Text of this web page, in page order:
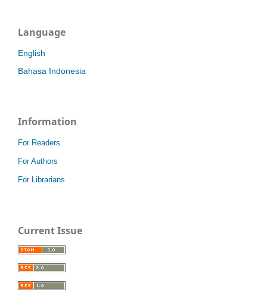
Language
English
Bahasa Indonesia
Information
For Readers
For Authors
For Librarians
Current Issue